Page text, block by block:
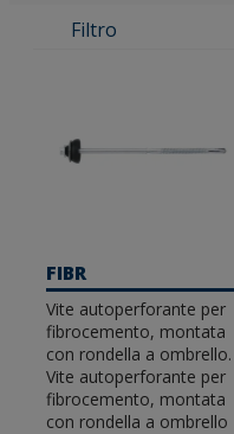
Filtro
FIBR
Vite autoperforante per
fibrocemento, montata
con rondella a ombrello.
Vite autoperforante per
fibrocemento, montata
con rondella a ombrello